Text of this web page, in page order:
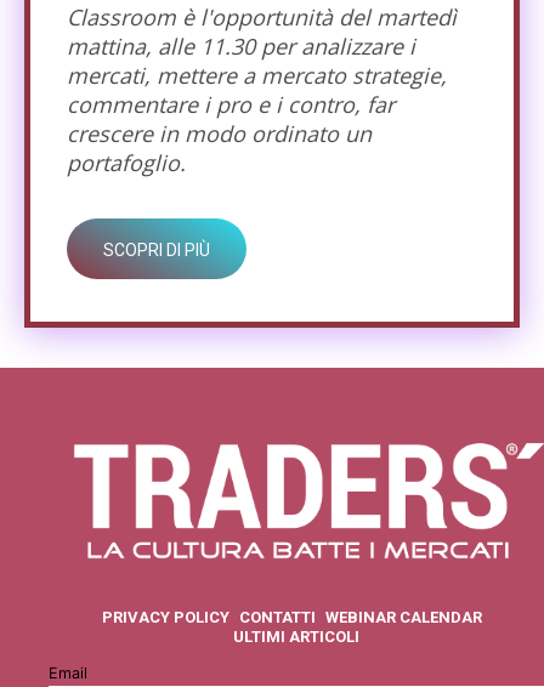
Classroom è l'opportunità del martedì
mattina, alle 11.30 per analizzare i
mercati, mettere a mercato strategie,
commentare i pro e i contro, far
crescere in modo ordinato un
portafoglio.
SCOPRI DI PIÙ
PRIVACY POLICY CONTATTI WEBINAR CALENDAR
ULTIMI ARTICOLI
Email